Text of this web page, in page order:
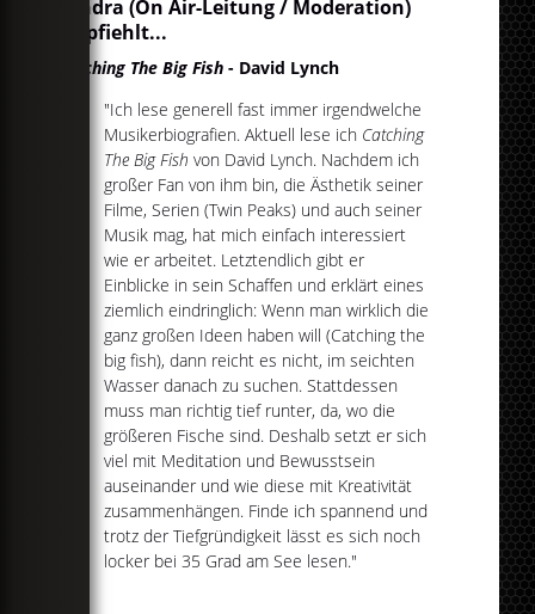
Sandra (On Air-Leitung / Moderation)
empfiehlt...
Catching The Big Fish - David Lynch
"Ich lese generell fast immer irgendwelche
Musikerbiografien. Aktuell lese ich Catching
The Big Fish von David Lynch. Nachdem ich
großer Fan von ihm bin, die Ästhetik seiner
Filme, Serien (Twin Peaks) und auch seiner
Musik mag, hat mich einfach interessiert
wie er arbeitet. Letztendlich gibt er
Einblicke in sein Schaffen und erklärt eines
ziemlich eindringlich: Wenn man wirklich die
ganz großen Ideen haben will (Catching the
big fish), dann reicht es nicht, im seichten
Wasser danach zu suchen. Stattdessen
muss man richtig tief runter, da, wo die
größeren Fische sind. Deshalb setzt er sich
viel mit Meditation und Bewusstsein
auseinander und wie diese mit Kreativität
zusammenhängen. Finde ich spannend und
trotz der Tiefgründigkeit lässt es sich noch
locker bei 35 Grad am See lesen."